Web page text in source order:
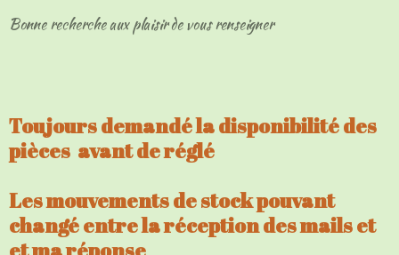
Bonne recherche aux plaisir de vous renseigner
Toujours demandé la disponibilité des
pièces avant de réglé
Les mouvements de stock pouvant
changé entre la réception des mails et